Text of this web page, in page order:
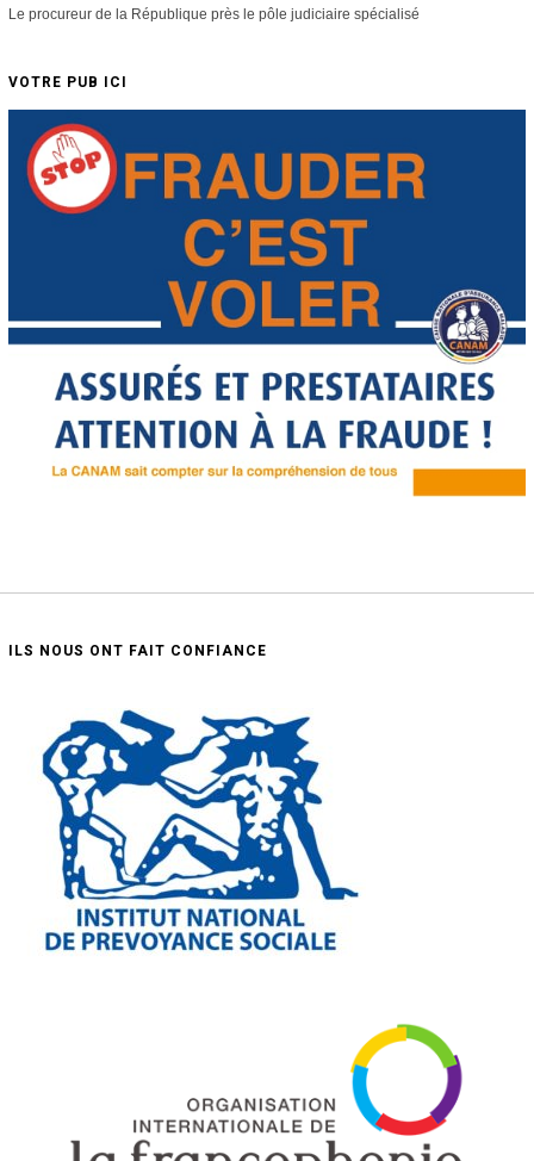
Le procureur de la République près le pôle judiciaire spécialisé
VOTRE PUB ICI
ILS NOUS ONT FAIT CONFIANCE